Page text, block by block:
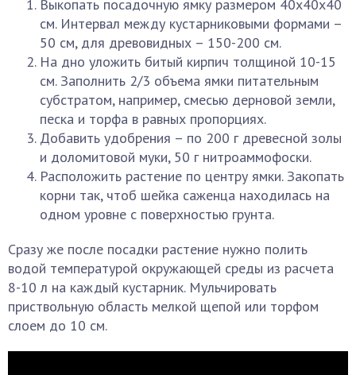
Выкопать посадочную ямку размером 40х40х40
см. Интервал между кустарниковыми формами –
50 см, для древовидных – 150-200 см.
На дно уложить битый кирпич толщиной 10-15
см. Заполнить 2/3 объема ямки питательным
субстратом, например, смесью дерновой земли,
песка и торфа в равных пропорциях.
Добавить удобрения – по 200 г древесной золы
и доломитовой муки, 50 г нитроаммофоски.
Расположить растение по центру ямки. Закопать
корни так, чтоб шейка саженца находилась на
одном уровне с поверхностью грунта.
Сразу же после посадки растение нужно полить
водой температурой окружающей среды из расчета
8-10 л на каждый кустарник. Мульчировать
приствольную область мелкой щепой или торфом
слоем до 10 см.